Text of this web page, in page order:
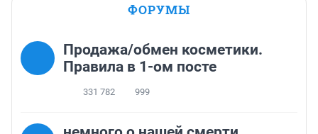
ФОРУМЫ
Продажа/обмен косметики.
Правила в 1-ом посте
331 782 999